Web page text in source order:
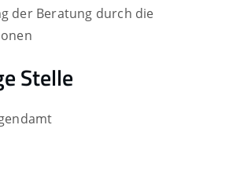
der Beratung durch die
Stelle